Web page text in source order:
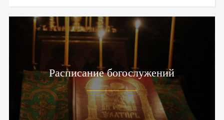
Расписание богослужений